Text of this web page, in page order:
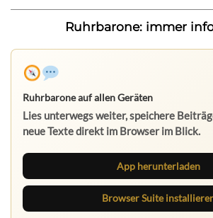
Ruhrbarone: immer
Ruhrbarone auf allen Geräten
Lies unterwegs weiter, speichere
neue Texte direkt im Browser im Blick.
App herunterladen
Browser Suite